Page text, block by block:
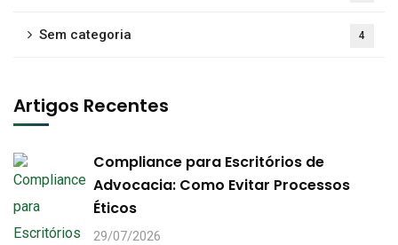
Sem categoria 4
Artigos Recentes
Compliance para Escritórios de
Advocacia: Como Evitar Processos
Éticos
29/07/2026